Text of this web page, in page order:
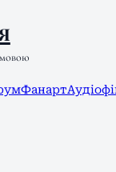
Фанарт